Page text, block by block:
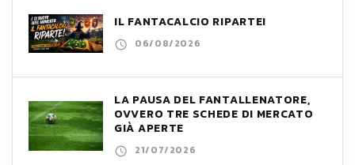
IL FANTACALCIO RIPARTE!
06/08/2026
LA PAUSA DEL FANTALLENATORE,
OVVERO TRE SCHEDE DI MERCATO
GIÀ APERTE
21/07/2026